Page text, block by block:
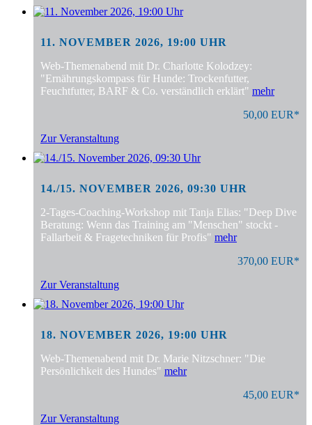
11. NOVEMBER 2026, 19:00 UHR
Web-Themenabend mit Dr. Charlotte Kolodzey:
"Ernährungskompass für Hunde: Trockenfutter,
Feuchtfutter, BARF & Co. verständlich erklärt" mehr
50,00 EUR*
Zur Veranstaltung
14./15. NOVEMBER 2026, 09:30 UHR
2-Tages-Coaching-Workshop mit Tanja Elias: "Deep Dive
Beratung: Wenn das Training am "Menschen" stockt -
Fallarbeit & Fragetechniken für Profis" mehr
370,00 EUR*
Zur Veranstaltung
18. NOVEMBER 2026, 19:00 UHR
Web-Themenabend mit Dr. Marie Nitzschner: "Die
Persönlichkeit des Hundes" mehr
45,00 EUR*
Zur Veranstaltung